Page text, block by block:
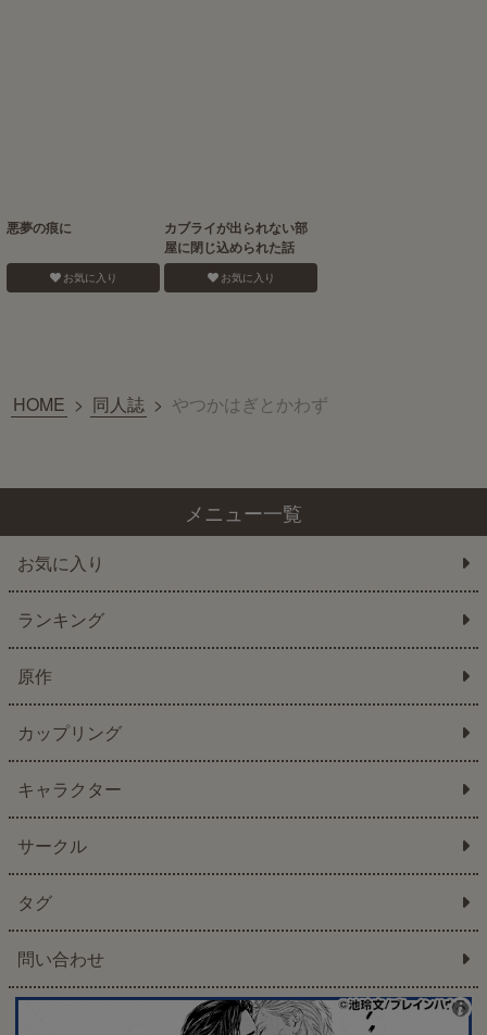
悪夢の痕に
お気に入り
カブライが出られない部
屋に閉じ込められた話
お気に入り
HOME > 同人誌 > やつかはぎとかわず
メニュー一覧
お気に入り
ランキング
原作
カップリング
キャラクター
サークル
タグ
問い合わせ